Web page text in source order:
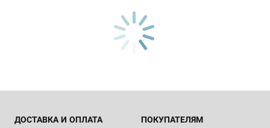
ДОСТАВКА И ОПЛАТА ПОКУПАТЕЛЯМ